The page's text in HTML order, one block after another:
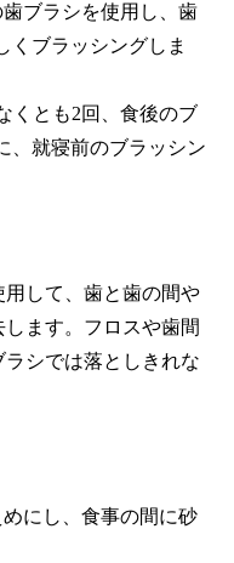
ブラシを使用し、歯
くブラッシングしま
くとも2回、食後のブ
、就寝前のブラッシン
して、歯と歯の間や
ます。フロスや歯間
シでは落としきれな
にし、食事の間に砂